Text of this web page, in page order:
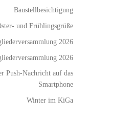
Baustellbesichtigung
und Frühlingsgrüße
2026
2026
Push-Nachricht auf das
Smartphone
Winter im KiGa